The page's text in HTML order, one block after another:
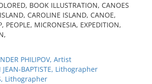
BOOK ILLUSTRATION, CANOES
CAROLINE ISLAND, CANOE,
PEOPLE, MICRONESIA, EXPEDITION,
PHILIPOV, Artist
JEAN-BAPTISTE, Lithographer
Lithographer